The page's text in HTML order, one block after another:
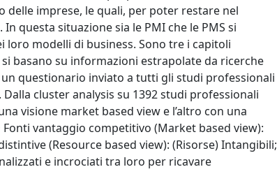
imprese, le quali, per poter restare nel
questa situazione sia le PMI che le PMS si
modelli di business. Sono tre i capitoli
basano su informazioni estrapolate da ricerche
questionario inviato a tutti gli studi professionali
cluster analysis su 1392 studi professionali
visione market based view e l’altro con una
vantaggio competitivo (Market based view):
(Resource based view): (Risorse) Intangibili;
e incrociati tra loro per ricavare